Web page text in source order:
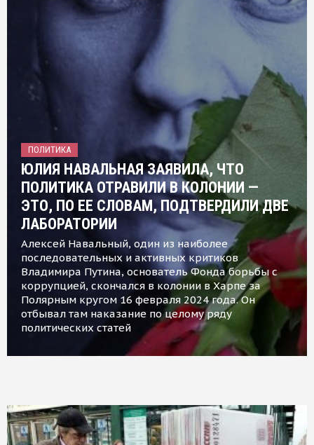
ПОЛИТИКА
ЮЛИЯ НАВАЛЬНАЯ ЗАЯВИЛА, ЧТО
ПОЛИТИКА ОТРАВИЛИ В КОЛОНИИ —
ЭТО, ПО ЕЕ СЛОВАМ, ПОДТВЕРДИЛИ ДВЕ
ЛАБОРАТОРИИ
Алексей Навальный, один из наиболее
последовательных и активных критиков
Владимира Путина, основатель Фонда борьбы с
коррупцией, скончался в колонии в Харпе за
Полярным кругом 16 февраля 2024 года. Он
отбывал там наказание по целому ряду
политических статей